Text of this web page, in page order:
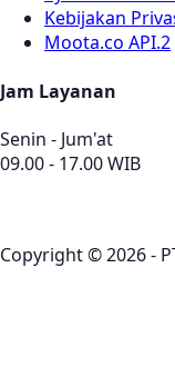
Kebijakan
Moota.co API.2
Jam Layanan
Senin - Jum'at
09.00 - 17.00 WIB
Copyright © 2026 -